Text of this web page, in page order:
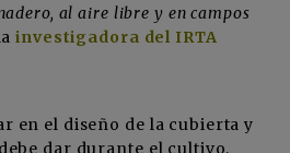
al aire libre y en campos
investigadora del IRTA
en el diseño de la cubierta y
dar durante el cultivo,